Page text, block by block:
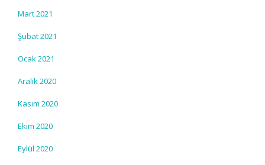
Mart 2021
Şubat 2021
Ocak 2021
Aralık 2020
Kasım 2020
Ekim 2020
Eylül 2020